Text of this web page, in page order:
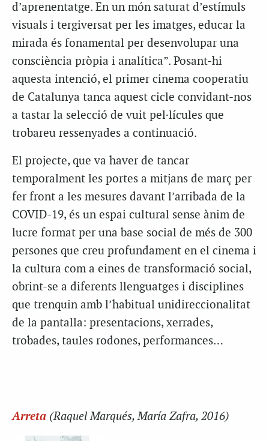
d’aprenentatge. En un món saturat d’estímuls
visuals i tergiversat per les imatges, educar la
mirada és fonamental per desenvolupar una
consciència pròpia i analítica”. Posant-hi
aquesta intenció, el primer cinema cooperatiu
de Catalunya tanca aquest cicle convidant-nos
a tastar la selecció de vuit pel·lícules que
trobareu ressenyades a continuació.
El projecte, que va haver de tancar
temporalment les portes a mitjans de març per
fer front a les mesures davant l’arribada de la
COVID-19, és un espai cultural sense ànim de
lucre format per una base social de més de 300
persones que creu profundament en el cinema i
la cultura com a eines de transformació social,
obrint-se a diferents llenguatges i disciplines
que trenquin amb l’habitual unidireccionalitat
de la pantalla: presentacions, xerrades,
trobades, taules rodones, performances…
Arreta (Raquel Marqués, María Zafra, 2016)